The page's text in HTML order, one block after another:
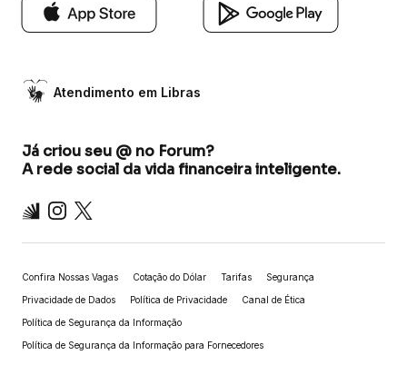
Atendimento em Libras
Já criou seu @ no Forum?
A rede social da vida financeira inteligente.
Inter Instagram
X
Confira Nossas Vagas Cotação do Dólar Tarifas Segurança
Privacidade de Dados Política de Privacidade Canal de Ética
Política de Segurança da Informação
Política de Segurança da Informação para Fornecedores